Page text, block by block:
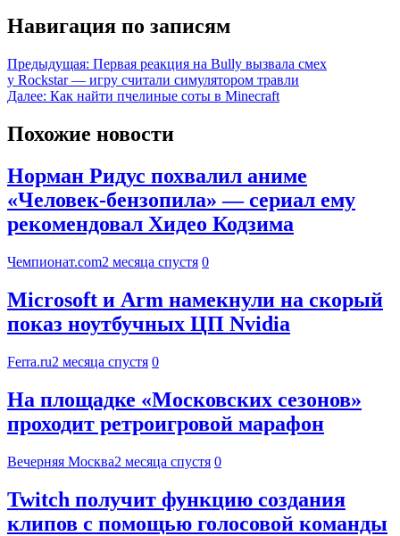
Навигация по записям
Предыдущая: Первая реакция на Bully вызвала смех
у Rockstar — игру считали симулятором травли
Далее: Как найти пчелиные соты в Minecraft
Похожие новости
Норман Ридус похвалил аниме
«Человек-бензопила» — сериал ему
рекомендовал Хидео Кодзима
Чемпионат.com2 месяца спустя 0
Microsoft и Arm намекнули на скорый
показ ноутбучных ЦП Nvidia
Ferra.ru2 месяца спустя 0
На площадке «Московских сезонов»
проходит ретроигровой марафон
Вечерняя Москва2 месяца спустя 0
Twitch получит функцию создания
клипов с помощью голосовой команды